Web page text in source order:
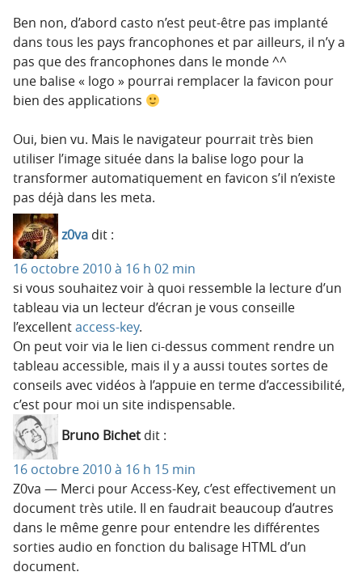
Ben non, d’abord casto n’est peut-être pas implanté
dans tous les pays francophones et par ailleurs, il n’y a
pas que des francophones dans le monde ^^
une balise « logo » pourrai remplacer la favicon pour
bien des applications
Oui, bien vu. Mais le navigateur pourrait très bien
utiliser l’image située dans la balise logo pour la
transformer automatiquement en favicon s’il n’existe
pas déjà dans les meta.
z0va dit :
16 octobre 2010 à 16 h 02 min
si vous souhaitez voir à quoi ressemble la lecture d’un
tableau via un lecteur d’écran je vous conseille
l’excellentaccess-key.
On peut voir via le lien ci-dessus comment rendre un
tableau accessible, mais il y a aussi toutes sortes de
conseils avec vidéos à l’appuie en terme d’accessibilité,
c’est pour moi un site indispensable.
Bruno Bichet dit :
16 octobre 2010 à 16 h 15 min
Z0va — Merci pour Access-Key, c’est effectivement un
document très utile. Il en faudrait beaucoup d’autres
dans le même genre pour entendre les différentes
sorties audio en fonction du balisage HTML d’un
document.